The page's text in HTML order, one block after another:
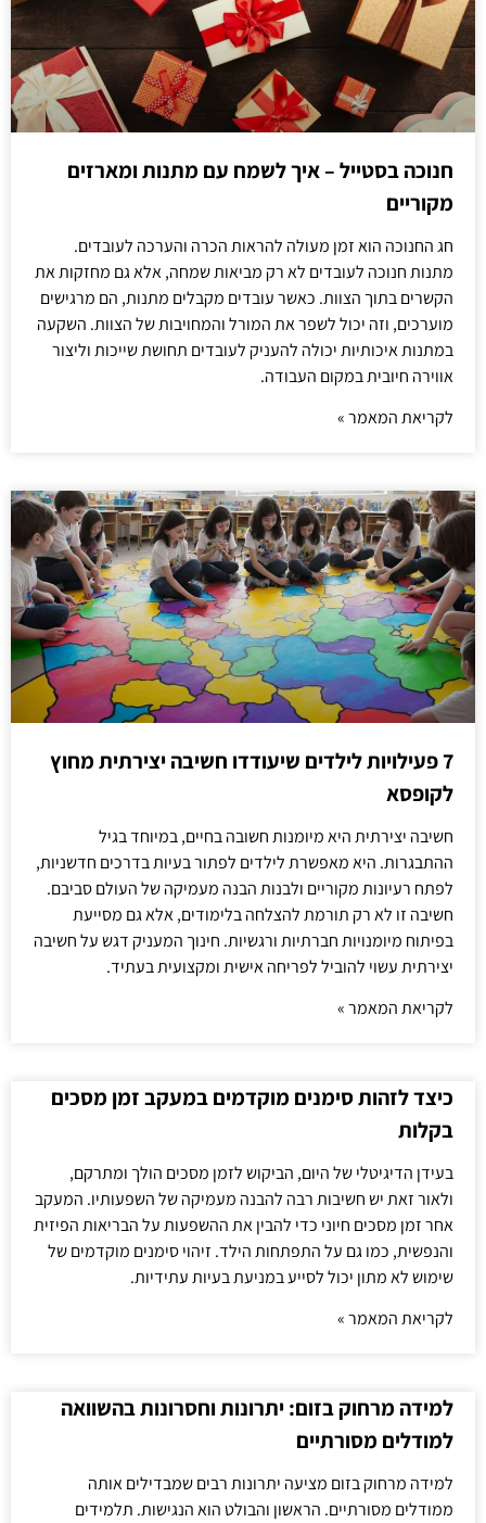
חנוכה בסטייל – איך לשמח עם מתנות ומארזים
מקוריים
חג החנוכה הוא זמן מעולה להראות הכרה והערכה לעובדים.
מתנות חנוכה לעובדים לא רק מביאות שמחה, אלא גם מחזקות את
הקשרים בתוך הצוות. כאשר עובדים מקבלים מתנות, הם מרגישים
מוערכים, וזה יכול לשפר את המורל והמחויבות של הצוות. השקעה
במתנות איכותיות יכולה להעניק לעובדים תחושת שייכות וליצור
אווירה חיובית במקום העבודה.
לקריאת המאמר »
7 פעילויות לילדים שיעודדו חשיבה יצירתית מחוץ
לקופסא
חשיבה יצירתית היא מיומנות חשובה בחיים, במיוחד בגיל
ההתבגרות. היא מאפשרת לילדים לפתור בעיות בדרכים חדשניות,
לפתח רעיונות מקוריים ולבנות הבנה מעמיקה של העולם סביבם.
חשיבה זו לא רק תורמת להצלחה בלימודים, אלא גם מסייעת
בפיתוח מיומנויות חברתיות ורגשיות. חינוך המעניק דגש על חשיבה
יצירתית עשוי להוביל לפריחה אישית ומקצועית בעתיד.
לקריאת המאמר »
כיצד לזהות סימנים מוקדמים במעקב זמן מסכים
בקלות
בעידן הדיגיטלי של היום, הביקוש לזמן מסכים הולך ומתרקם,
ולאור זאת יש חשיבות רבה להבנה מעמיקה של השפעותיו. המעקב
אחר זמן מסכים חיוני כדי להבין את ההשפעות על הבריאות הפיזית
והנפשית, כמו גם על התפתחות הילד. זיהוי סימנים מוקדמים של
שימוש לא מתון יכול לסייע במניעת בעיות עתידיות.
לקריאת המאמר »
למידה מרחוק בזום: יתרונות וחסרונות בהשוואה
למודלים מסורתיים
למידה מרחוק בזום מציעה יתרונות רבים שמבדילים אותה
ממודלים מסורתיים. הראשון והבולט הוא הנגישות. תלמידים